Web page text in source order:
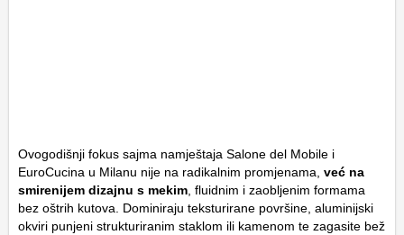
Ovogodišnji fokus sajma namještaja Salone del Mobile i
EuroCucina u Milanu nije na radikalnim promjenama, već na
smirenijem dizajnu s mekim, fluidnim i zaobljenim formama
bez oštrih kutova. Dominiraju teksturirane površine, aluminijski
okviri punjeni strukturiranim staklom ili kamenom te zagasite bež